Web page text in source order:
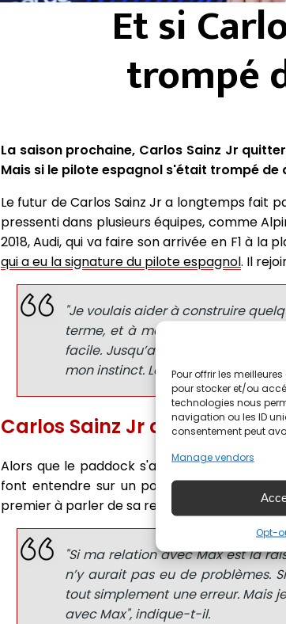
Pour offrir les
pour stocker et/ou
technologies nous
navigation ou les ID
consentement peut
Manage vendors
Opt-
Et si
trompé
La saison prochaine, Carlos Sainz Jr
Mais si le pilote espagnol s'était trompé de
Le futur de Carlos Sainz Jr a longtemps fait
pressenti dans plusieurs équipes, comme
2018, Audi, qui va faire son arrivée en F1 à la
qui a eu la signature du pilote espagnol. Il
"Je voulais aider à construire
terme, et à mon avis, Williams
facile. Jusqu’au jour où j’ai
mon instinct. Le temps nous dira
Carlos Sainz Jr de retour
Alors que le paddock s'apprête à rejoindre
font entendre sur un possible
premier à parler de sa relation avec Max
"Si ma relation avec Max est la
n’y aurait pas eu de problèmes.
tout simplement une erreur. Mais
avec Max", indique-t-il.